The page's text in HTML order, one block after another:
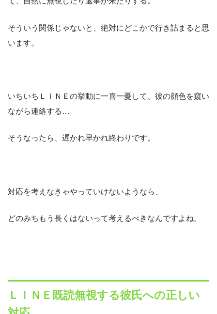
そういう関係じゃないと、絶対にどこかで行き詰まると思
います。
いちいちＬＩＮＥの挙動に一喜一憂して、彼の顔色を窺い
ながら連絡する…
そうなったら、遅かれ早かれ終わりです。
対応を考えなきゃやっていけないようなら、
どのみちもう長くはないって考えるべきなんですよね。
ＬＩＮＥ既読無視する彼氏への正しい